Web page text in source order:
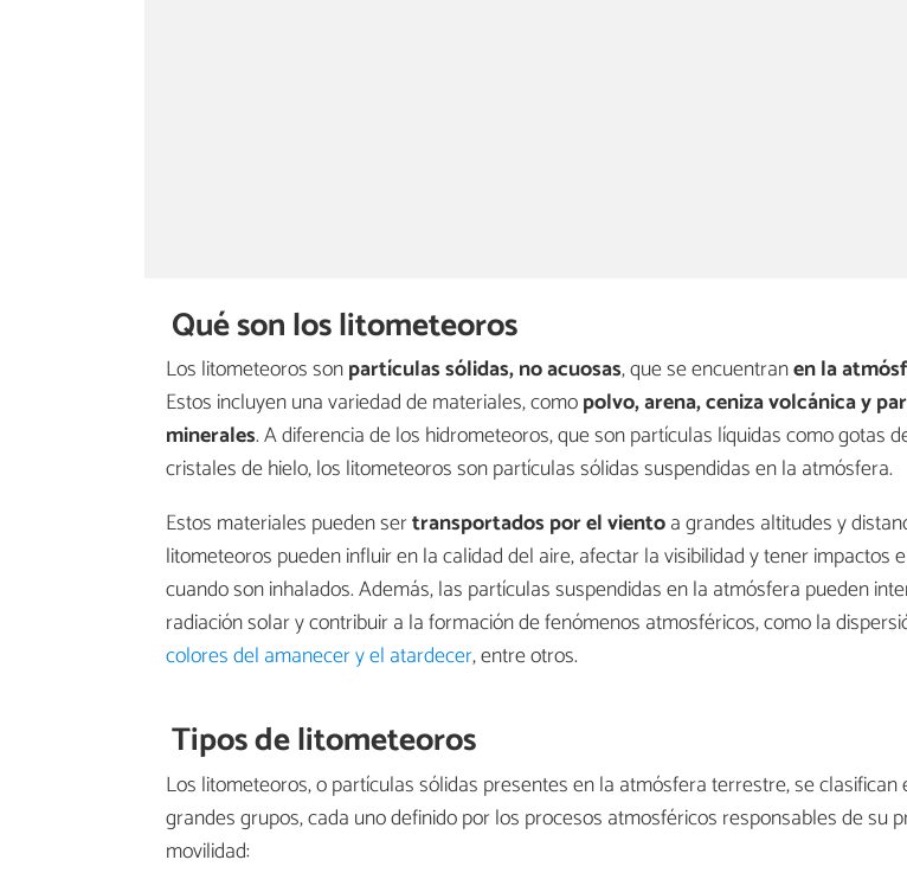
Qué son los litometeoros
Los litometeoros sonpartículas sólidas, no acuosas, que se encuentranen la
Estos incluyen una variedad de materiales, comopolvo, arena, ceniza volcánica y
minerales. A diferencia de los hidrometeoros, que son partículas líquidas como gotas
cristales de hielo, los litometeoros son partículas sólidas suspendidas en la atmósfera.
Estos materiales pueden sertransportados por el vientoa grandes altitudes y
litometeoros pueden influir en la calidad del aire, afectar la visibilidad y tener impactos
cuando son inhalados. Además, las partículas suspendidas en la atmósfera pueden
radiación solar y contribuir a la formación de fenómenos atmosféricos, como la
colores del amanecer y el atardecer, entre otros.
Tipos de litometeoros
Los litometeoros, o partículas sólidas presentes en la atmósfera terrestre, se clasifican
grandes grupos, cada uno definido por los procesos atmosféricos responsables de su
movilidad: